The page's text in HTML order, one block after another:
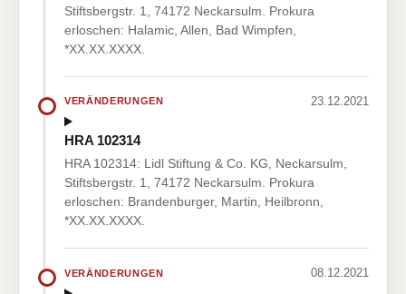
Stiftsbergstr. 1, 74172 Neckarsulm. Prokura
erloschen: Halamic, Allen, Bad Wimpfen,
*XX.XX.XXXX.
VERÄNDERUNGEN 23.12.2021
HRA 102314
HRA 102314: Lidl Stiftung & Co. KG, Neckarsulm,
Stiftsbergstr. 1, 74172 Neckarsulm. Prokura
erloschen: Brandenburger, Martin, Heilbronn,
*XX.XX.XXXX.
VERÄNDERUNGEN 08.12.2021